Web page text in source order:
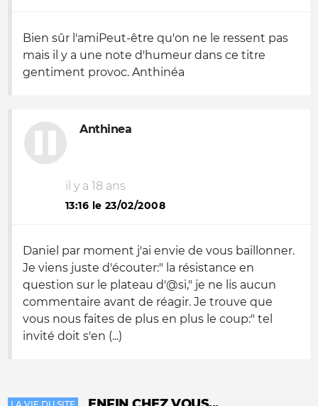
Bien sûr l'amiPeut-être qu'on ne le ressent pas
mais il y a une note d'humeur dans ce titre
gentiment provoc. Anthinéa
Anthinea
il y a 18 ans
13:16 le 23/02/2008
Daniel par moment j'ai envie de vous baillonner.
Je viens juste d'écouter:" la résistance en
question sur le plateau d'@si," je ne lis aucun
commentaire avant de réagir. Je trouve que
vous nous faites de plus en plus le coup:" tel
invité doit s'en (...)